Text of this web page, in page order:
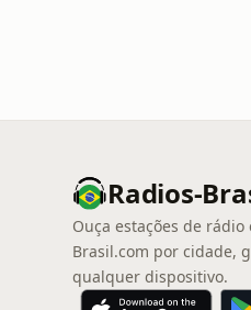
Radios-
Ouça estações de
Brasil.com por cidade,
qualquer dispositivo.